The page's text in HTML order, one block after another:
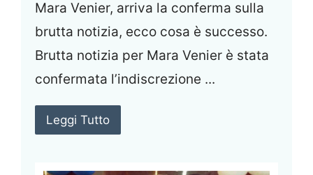
Mara Venier, arriva la conferma sulla
brutta notizia, ecco cosa è successo.
Brutta notizia per Mara Venier è stata
confermata l’indiscrezione ...
Leggi Tutto